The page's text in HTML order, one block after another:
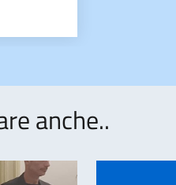
2026_FIRMATO
anche..